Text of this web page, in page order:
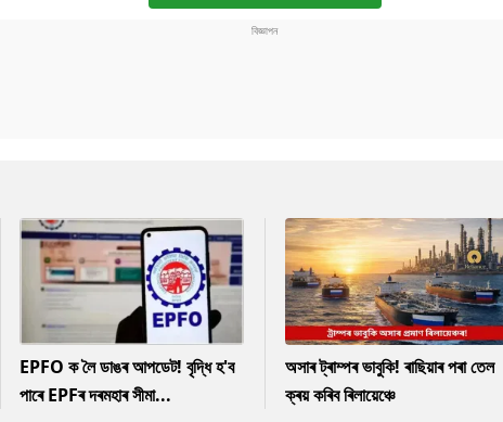
EPFO ক লৈ ডাঙৰ আপডেট! বৃদ্ধি হ'ব
পাৰে EPFৰ দৰমহাৰ সীমা...
অসাৰ ট্ৰাম্পৰ ভাবুকি! ৰাছিয়াৰ পৰা তেল
ক্ৰয় কৰিব ৰিলায়েঞ্চে